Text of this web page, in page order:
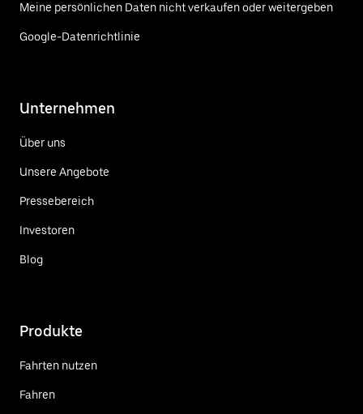
Meine persönlichen Daten nicht verkaufen oder weitergeben
Google-Datenrichtlinie
Unternehmen
Über uns
Unsere Angebote
Pressebereich
Investoren
Blog
Produkte
Fahrten nutzen
Fahren